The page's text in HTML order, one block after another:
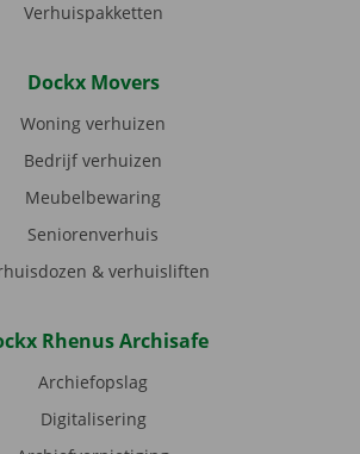
Verhuispakketten
Dockx Movers
Woning verhuizen
Bedrijf verhuizen
Meubelbewaring
Seniorenverhuis
& verhuisliften
Rhenus Archisafe
Archiefopslag
Digitalisering